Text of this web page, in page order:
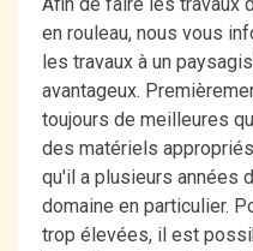
en rouleau, nous vous
les travaux à un
avantageux.
toujours de meilleures
des matériels
qu'il a plusieurs années
domaine en particulier.
trop élevées, il est